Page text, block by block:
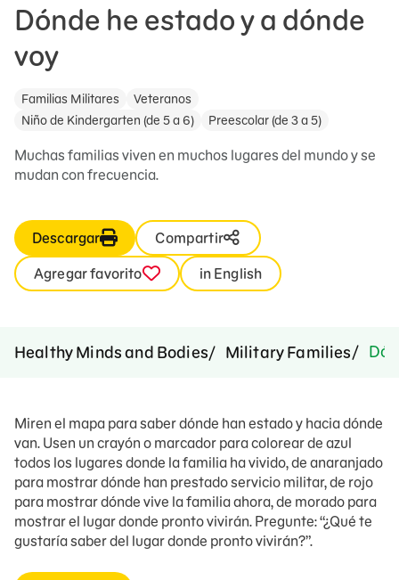
Dónde he estado y a dónde
voy
Familias Militares
Veteranos
Niño de Kindergarten (de 5 a 6)
Preescolar (de 3 a 5)
Muchas familias viven en muchos lugares del mundo y se
mudan con frecuencia.
Descargar
Compartir
Agregar favorito
in English
Healthy Minds and Bodies Military Families
Miren el mapa para saber dónde han estado y hacia dónde
van. Usen un crayón o marcador para colorear de azul
todos los lugares donde la familia ha vivido, de anaranjado
para mostrar dónde han prestado servicio militar, de rojo
para mostrar dónde vive la familia ahora, de morado para
mostrar el lugar donde pronto vivirán. Pregunte: “¿Qué te
gustaría saber del lugar donde pronto vivirán?”.